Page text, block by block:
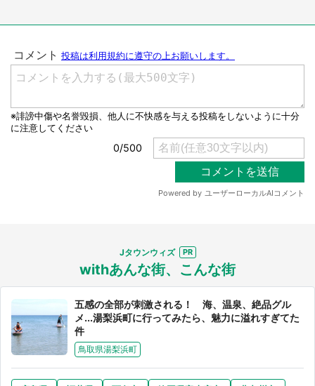
Jタウンウィズ
withあんな街、こんな街
五感の全部が刺激される！ 海、温泉、絶品グル
メ...湯梨浜町に行ってみたら、魅力に溢れすぎてた
件
鳥取県湯梨浜町